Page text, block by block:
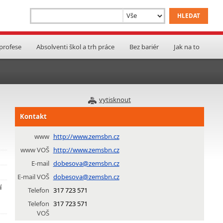
Absolventi škol a trh práce Bez bariér Jak na to
vytisknout
Kontakt
www http://www.zemsbn.cz
www VOŠ http://www.zemsbn.cz
E-mail dobesova@zemsbn.cz
E-mail VOŠ dobesova@zemsbn.cz
Telefon 317 723 571
Telefon
VOŠ
317 723 571